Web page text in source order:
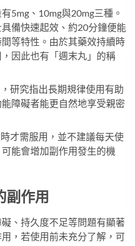
5mg、10mg與20mg三種。
備快速起效、約20分鐘便能
等特性。由於其藥效持續時
因此也有「週末丸」的稱
研究指出長期規律使用有助
障礙者能更自然地享受親密
才需服用，並不建議每天使
能會增加副作用發生的機
副作用
、持久度不足等問題有顯著
，若使用前未充分了解，可